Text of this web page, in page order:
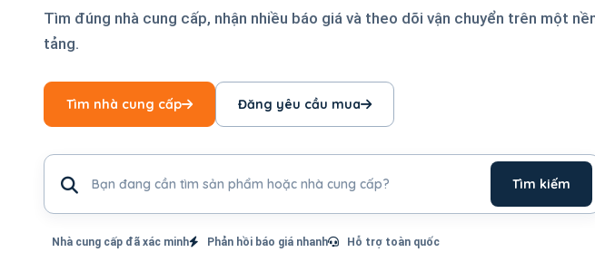
Tìm đúng nhà cung cấp, nhận nhiều báo giá và theo dõi vận chuyển trên một
tảng.
Tìm nhà cung cấp Đăng yêu cầu mua
Tìm kiếm
Nhà cung cấp đã xác minh Phản hồi báo giá nhanh Hỗ trợ toàn quốc